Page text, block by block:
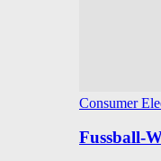
Consumer
Fussball-